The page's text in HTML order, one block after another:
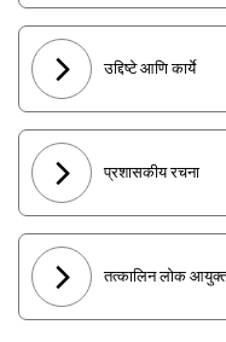
उद्दिष्टे आणि कार्ये
प्रशासकीय रचना
तत्कालिन लोक